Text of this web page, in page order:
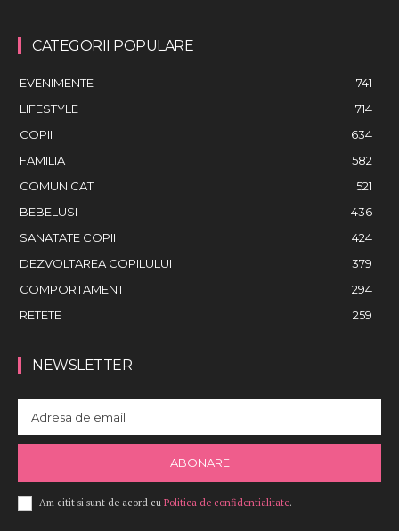
CATEGORII POPULARE
EVENIMENTE
741
LIFESTYLE
714
COPII
634
FAMILIA
582
COMUNICAT
521
BEBELUSI
436
SANATATE COPII
424
DEZVOLTAREA COPILULUI
379
COMPORTAMENT
294
RETETE
259
NEWSLETTER
ABONARE
Am citit si sunt de acord cu Politica de confidentialitate.